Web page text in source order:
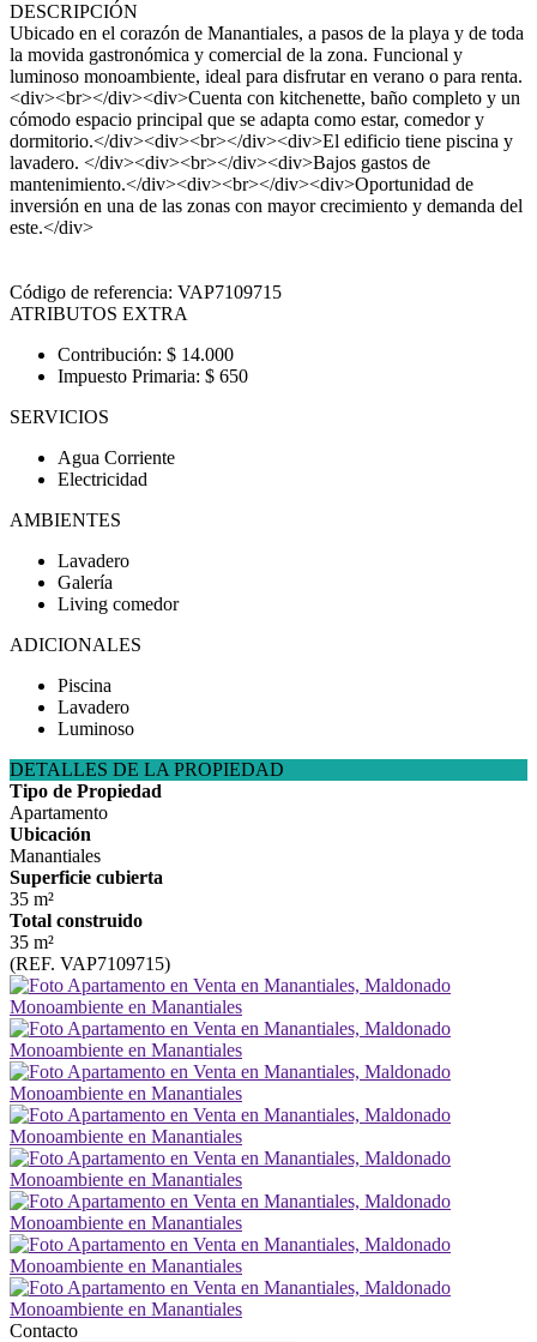
DESCRIPCIÓN
Ubicado en el corazón de Manantiales, a pasos de la playa y de toda
la movida gastronómica y comercial de la zona. Funcional y
luminoso monoambiente, ideal para disfrutar en verano o para renta.
<div><br></div><div>Cuenta con kitchenette, baño completo y un
cómodo espacio principal que se adapta como estar, comedor y
dormitorio.</div><div><br></div><div>El edificio tiene piscina y
lavadero. </div><div><br></div><div>Bajos gastos de
mantenimiento.</div><div><br></div><div>Oportunidad de
inversión en una de las zonas con mayor crecimiento y demanda del
este.</div>
Código de referencia: VAP7109715
ATRIBUTOS EXTRA
Contribución: $ 14.000
Impuesto Primaria: $ 650
SERVICIOS
Agua Corriente
Electricidad
AMBIENTES
Lavadero
Galería
Living comedor
ADICIONALES
Piscina
Lavadero
Luminoso
DETALLES DE LA PROPIEDAD
Tipo de Propiedad
Apartamento
Ubicación
Manantiales
Superficie cubierta
35 m²
Total construido
35 m²
(REF. VAP7109715)
Contacto